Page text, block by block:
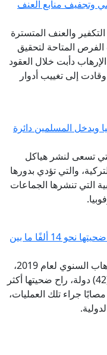
وتجفيف منابع العنف
والعنف المتسترة
المتاحة لتحقيق
دأبت خلال العقود
إلى تغييب أدوار
ويدخل المسلمين دائرة
تسعى لنشر هياكل
والتي تؤدي بدورها
التي تنشرها الجماعات
مرصد الإفتاء: حصاد الإرهاب السنوي للعام 2019 يرصد (1000) هجوم إرهابي راح ضحيتها نحو 14 ألفًا ما بين
أطلق مرصد الفتاوى التكفيرية والآراء المتشددة التابع لدار الإفتاء المصرية تقرير الإرهاب السنوي لعام 2019،
وأكد التقرير السنوي أن عام 2019 شهد أكثر من (1000) عملية إرهابية في أكثر من (42) دولة، راح ضحيتها أكثر
شخصًا ما بين قتيل وجريح، حيث سقط ما يقارب (6748) قتيلًا و(6940) مصابًا جراء تلك العمليات،